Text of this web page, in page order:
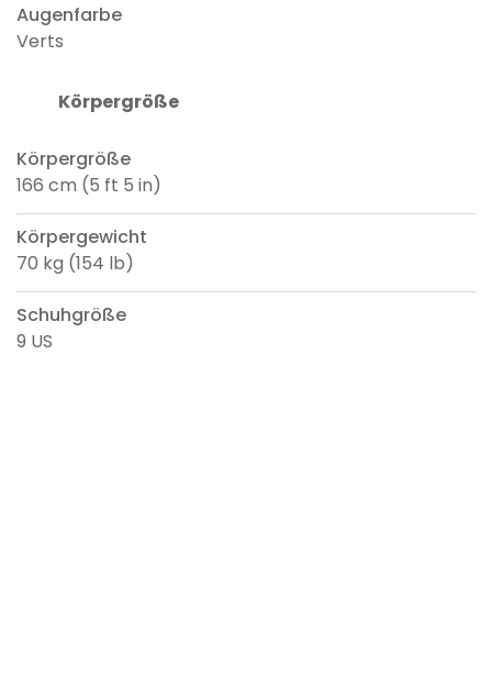
Augenfarbe
Verts
Körpergröße
Körpergröße
166 cm (5 ft 5 in)
Körpergewicht
70 kg (154 lb)
Schuhgröße
9 US